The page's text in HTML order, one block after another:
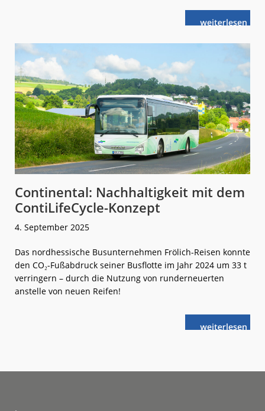
weiterlese
nMelsungen:
wird
fortgeführt
Continental: Nachhaltigkeit mit dem
ContiLifeCycle-Konzept
4. September 2025
Das nordhessische Busunternehmen Frölich-Reisen konnte
den CO₂-Fußabdruck seiner Busflotte im Jahr 2024 um 33 t
verringern – durch die Nutzung von runderneuerten
anstelle von neuen Reifen!
weiterlese
nContinental: